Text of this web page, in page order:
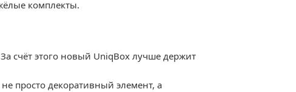
комплекты.
счёт этого новый UniqBox лучше держит
не просто декоративный элемент, а